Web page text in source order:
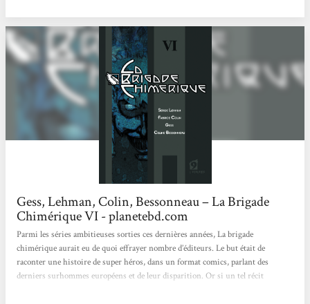
de méchants puisés dans la littérature fantastique...
Gess, Lehman, Colin, Bessonneau – La Brigade
Chimérique VI - planetebd.com
Parmi les séries ambitieuses sorties ces dernières années, La brigade
chimérique aurait eu de quoi effrayer nombre d’éditeurs. Le but était de
raconter une histoire de super héros, dans un format comics, parlant des
derniers surhommes européens et de leur disparition. Or si un tel récit